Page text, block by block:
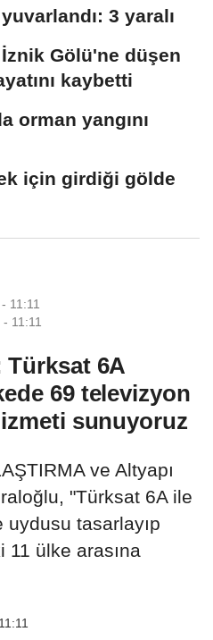
3 yaralı
Gölü'ne düşen
kaybetti
orman yangını
için girdiği gölde
11:11
11:11
Türksat 6A
69 televizyon
sunuyoruz
ve Altyapı
"Türksat 6A ile
tasarlayıp
11 ülke arasına